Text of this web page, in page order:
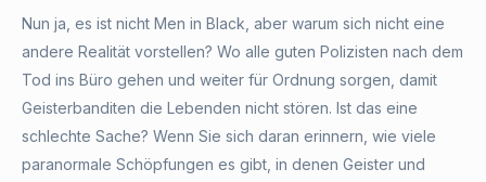
Nun ja, es ist nicht Men in Black, aber warum sich nicht eine
andere Realität vorstellen? Wo alle guten Polizisten nach dem
Tod ins Büro gehen und weiter für Ordnung sorgen, damit
Geisterbanditen die Lebenden nicht stören. Ist das eine
schlechte Sache? Wenn Sie sich daran erinnern, wie viele
paranormale Schöpfungen es gibt, in denen Geister und